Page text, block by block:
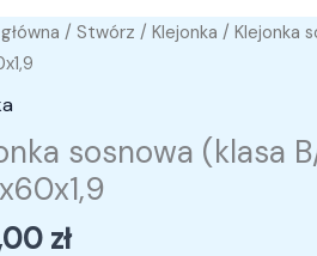
/ Stwórz / Klejonka / Klejonka
sosnowa (klasa
zł